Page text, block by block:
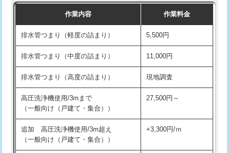
現場見積
※給水管工事は20mmまでの価格です。
持込商品取付（単水栓） 13,200円
持込商品取付（混合水栓） 16,500円
持込商品取付（浄水器・分岐水栓） 16,500円
給水管工事※（ホール加工) 16,500円
給水管工事※（バンド止め) 3,300円
給水管工事※（支持金具設置)
給水管工事※（保温材使用（バンド止
め込み）)
5,500円
作業内容 作業料金
排水管つまり（軽度の詰まり） 5,500円
排水管つまり（中度の詰まり） 11,000円
排水管つまり（高度の詰まり） 現地調査
高圧洗浄機使用/3mまで
（一般向け（戸建て・集合））
27,500円～
追加 高圧洗浄機使用/3m超え
（一般向け（戸建て・集合））
+3,300円/ｍ